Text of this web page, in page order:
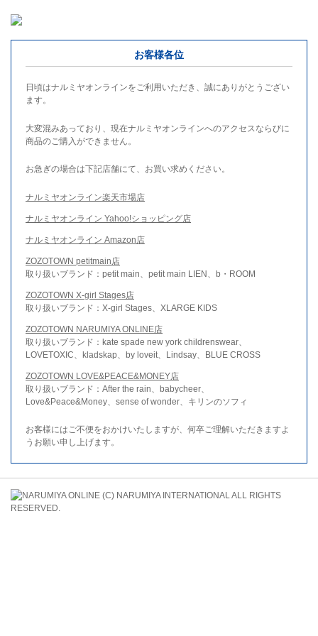
お客様各位
日頃はナルミヤオンラインをご利用いただき、誠にありがとうござい
ます。
大変混みあっており、現在ナルミヤオンラインへのアクセスならびに
商品のご購入ができません。
お急ぎの場合は下記店舗にて、お買い求めください。
ナルミヤオンライン楽天市場店
ナルミヤオンライン Yahoo!ショッピング店
ナルミヤオンライン Amazon店
ZOZOTOWN petitmain店
取り扱いブランド：petit main、petit main LIEN、b・ROOM
ZOZOTOWN X-girl Stages店
取り扱いブランド：X-girl Stages、XLARGE KIDS
ZOZOTOWN NARUMIYA ONLINE店
取り扱いブランド：kate spade new york childrenswear、
LOVETOXIC、kladskap、by loveit、Lindsay、BLUE CROSS
ZOZOTOWN LOVE&PEACE&MONEY店
取り扱いブランド：After the rain、babycheer、
Love&Peace&Money、sense of wonder、キリンのソフィ
お客様にはご不便をおかけいたしますが、何卒ご理解いただきますよ
うお願い申し上げます。